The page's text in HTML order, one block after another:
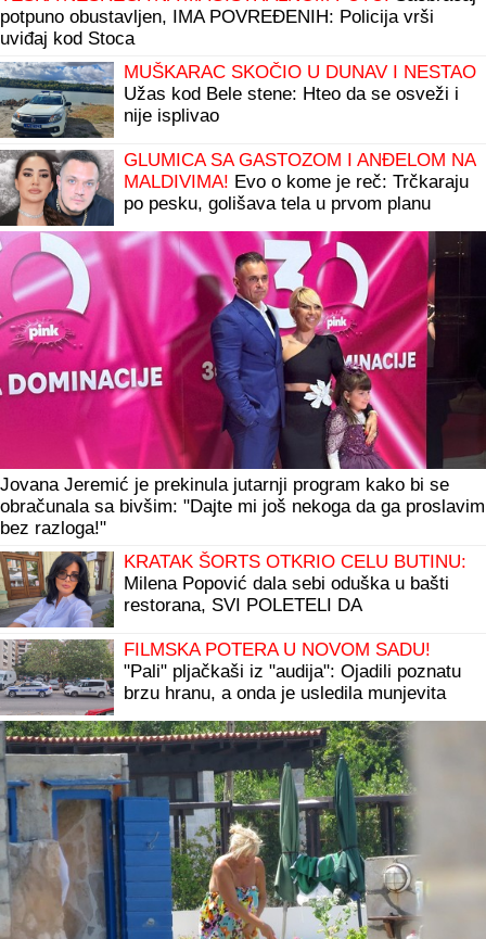
potpuno obustavljen, IMA POVREĐENIH: Policija vrši
uviđaj kod Stoca
MUŠKARAC SKOČIO U DUNAV I NESTAO
Užas kod Bele stene: Hteo da se osveži i
nije isplivao
GLUMICA SA GASTOZOM I ANĐELOM NA
MALDIVIMA! Evo o kome je reč: Trčkaraju
po pesku, golišava tela u prvom planu
Jovana Jeremić je prekinula jutarnji program kako bi se
obračunala sa bivšim: "Dajte mi još nekoga da ga proslavim
bez razloga!"
KRATAK ŠORTS OTKRIO CELU BUTINU:
Milena Popović dala sebi oduška u bašti
restorana, SVI POLETELI DA
FILMSKA POTERA U NOVOM SADU!
"Pali" pljačkaši iz "audija": Ojadili poznatu
brzu hranu, a onda je usledila munjevita